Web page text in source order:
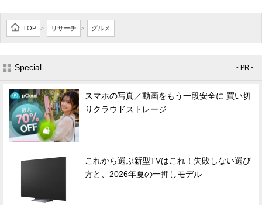
TOP > リサーチ > グルメ
Special - PR -
スマホの写真／動画をもう一段安全に 買い切
りクラウドストレージ
これから選ぶ新型TVはこれ！失敗しない選び
方と、2026年夏の一押しモデル